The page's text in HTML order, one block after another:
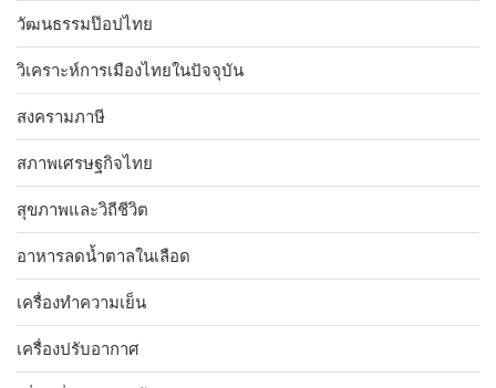
วัฒนธรรมป๊อปไทย
วิเคราะห์การเมืองไทยในปัจจุบัน
สงครามภาษี
สภาพเศรษฐกิจไทย
สุขภาพและวิถีชีวิต
อาหารลดน้ำตาลในเลือด
เครื่องทำความเย็น
เครื่องปรับอากาศ